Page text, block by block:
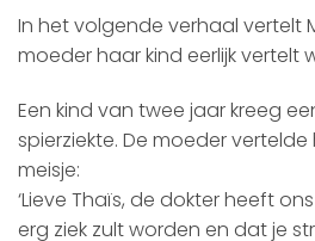
In het volgende verhaal vertelt
moeder haar kind eerlijk vertelt
Een kind van twee jaar kreeg
spierziekte. De moeder
meisje:
‘Lieve Thaïs, de dokter heeft
erg ziek zult worden en dat je